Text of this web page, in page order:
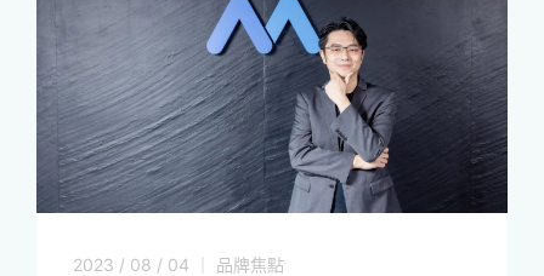
2023 / 08 / 04 ｜ 品牌焦點